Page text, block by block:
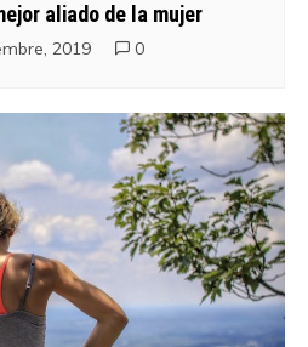
aliado de la mujer
2019 0